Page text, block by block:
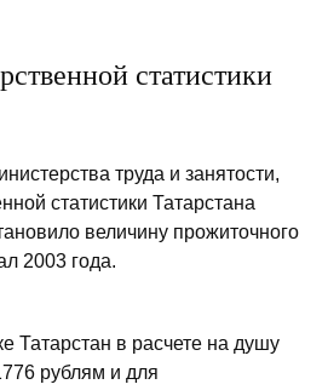
статистики
труда и занятости,
статистики Татарстана
величину прожиточного
2003 года.
Татарстан в расчете на душу
рублям и для